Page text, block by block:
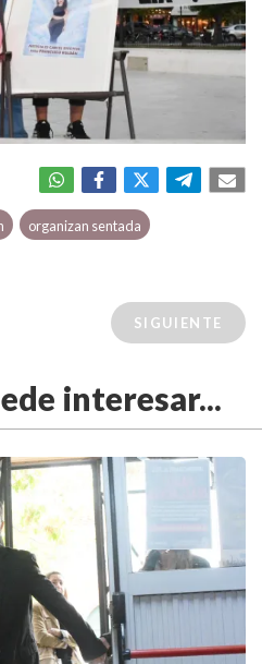
organizan sentada
SIGUIENTE
interesar...